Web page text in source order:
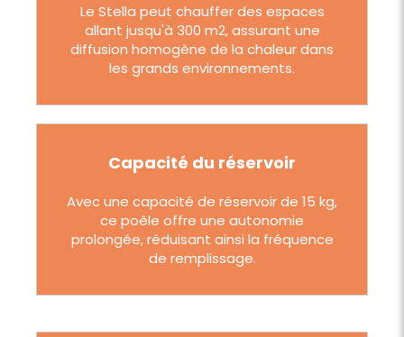
Le Stella peut chauffer des espaces
allant jusqu'à 300 m2, assurant une
diffusion homogène de la chaleur dans
les grands environnements.
Capacité du réservoir
Avec une capacité de réservoir de 15 kg,
ce poêle offre une autonomie
prolongée, réduisant ainsi la fréquence
de remplissage.